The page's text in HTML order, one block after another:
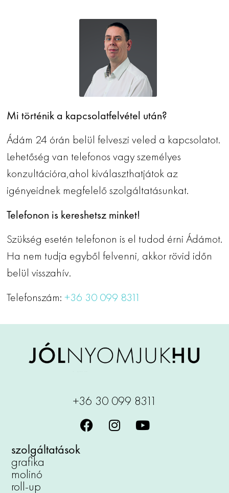
Mi történik a kapcsolatfelvétel után?
Ádám 24 órán belül felveszi veled a kapcsolatot.
Lehetőség van telefonos vagy személyes
konzultációra,ahol kiválaszthatjátok az
igényeidnek megfelelő szolgáltatásunkat.
Telefonon is kereshetsz minket!
Szükség esetén telefonon is el tudod érni Ádámot.
Ha nem tudja egyből felvenni, akkor rövid időn
belül visszahív.
Telefonszám:+36 30 099 8311
+36 30 099 8311
szolgáltatások
grafika
molinó
roll-up